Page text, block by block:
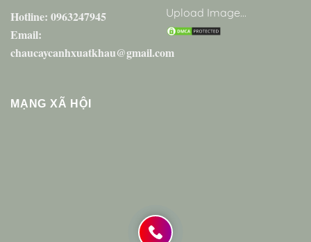
Hotline: 0963247945
Email:
chaucaycanhxuatkhau@gmail.com
Upload Image...
MẠNG XÃ HỘI